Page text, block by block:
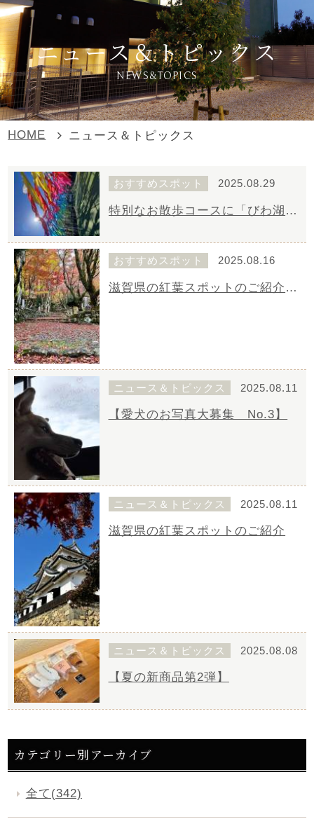
ニュース＆トピックス
NEWS&TOPICS
HOME ニュース＆トピックス
おすすめスポット 2025.08.29
特別なお散歩コースに「びわ湖箱館山」
おすすめスポット 2025.08.16
滋賀県の紅葉スポットのご紹介滋賀県の第2回
ニュース＆トピックス 2025.08.11
【愛犬のお写真大募集 No.3】
ニュース＆トピックス 2025.08.11
滋賀県の紅葉スポットのご紹介
ニュース＆トピックス 2025.08.08
【夏の新商品第2弾】
カテゴリー別アーカイブ
全て(342)